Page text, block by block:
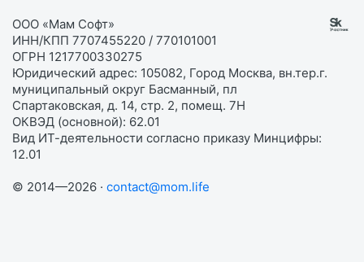
ООО «Мам Софт»
ИНН/КПП 7707455220 / 770101001
ОГРН 1217700330275
Юридический адрес: 105082, Город Москва, вн.тер.г.
муниципальный округ Басманный, пл
Спартаковская, д. 14, стр. 2, помещ. 7Н
ОКВЭД (основной): 62.01
Вид ИТ-деятельности согласно приказу Минцифры:
12.01
© 2014—2026 · contact@mom.life